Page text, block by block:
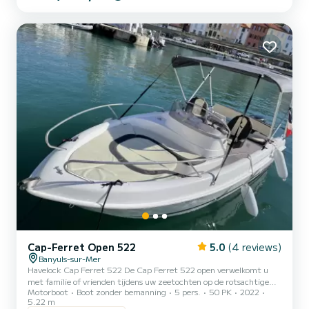
douche, skimat, Bluetooth-radio, GPS. De achterplanken zijn ex...
Cap-Ferret Open 522 5.0 (4 reviews)
Banyuls-sur-Mer
Havelock Cap Ferret 522 De Cap Ferret 522 open verwelkomt u
met familie of vrienden tijdens uw zeetochten op de rotsachtige
kust. Gereden met een kustvergunning. Comfortabele boot met
zijn ligstoel vooraan, zijn achterbank en zijn bimini, hij zal u als
Motorboot Boot zonder bemanning 5 pers. 50 PK
2022
5.22 m